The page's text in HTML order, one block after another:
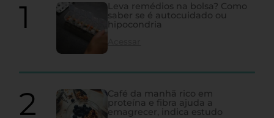
Leva remédios na bolsa? Como
saber se é autocuidado ou
hipocondria
Café da manhã rico em
proteína e fibra ajuda a
emagrecer, indica estudo